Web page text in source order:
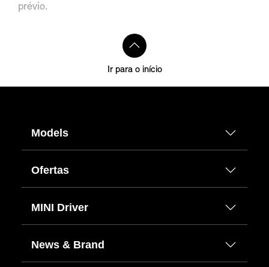
prévio.
Ir para o início
Models
Ofertas
MINI Driver
News & Brand